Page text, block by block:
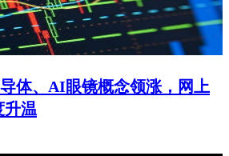
体、AI眼镜概念领涨，网上
升温